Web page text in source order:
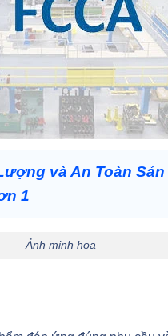
và An Toàn
1
Ảnh minh họa